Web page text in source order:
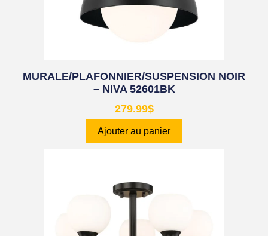
MURALE/PLAFONNIER/SUSPENSION NOIR
– NIVA 52601BK
279.99$
Ajouter au panier